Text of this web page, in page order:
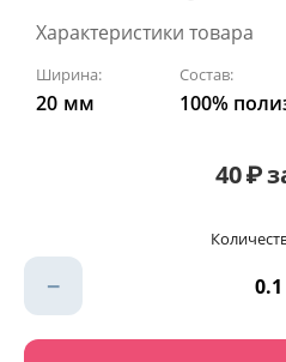
Характеристики товара
Ширина:
20 мм
Состав:
100%
40₽
−